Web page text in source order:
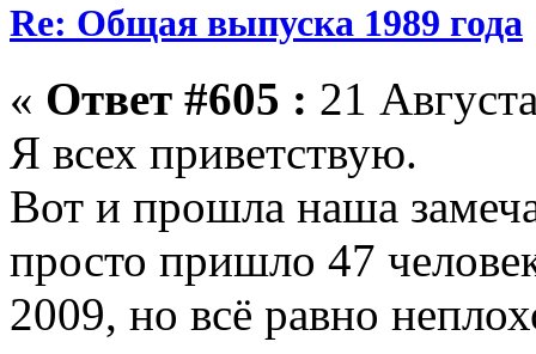
Re: Общая выпуска 1989 года
« Ответ #605 : 21
Я всех приветствую.
Вот и прошла наша
просто пришло 47
2009, но всё равно